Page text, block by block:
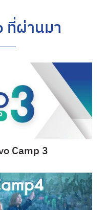
ที่ผ่านมา
Camp 3